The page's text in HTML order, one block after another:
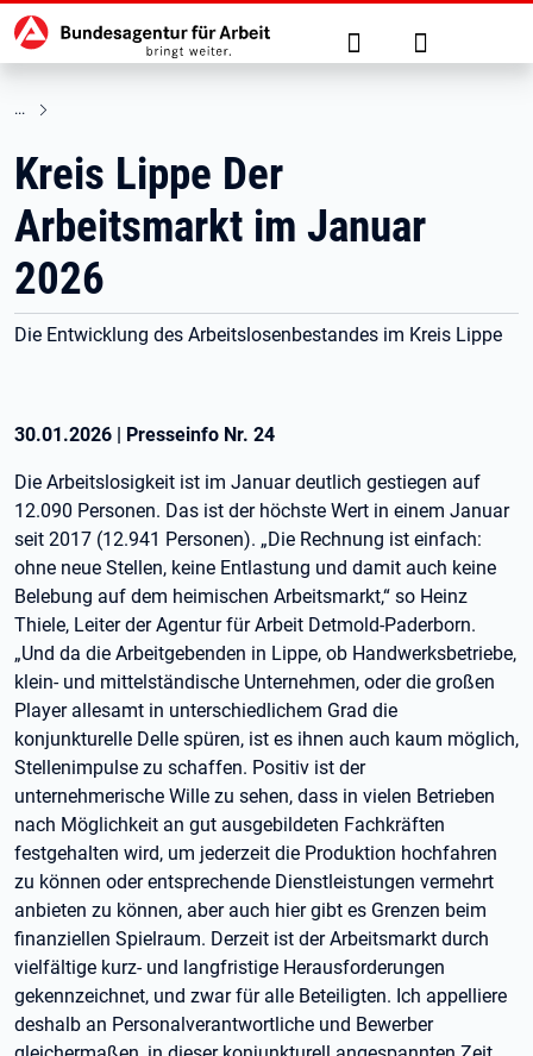
zu den Hauptinhalten springen
Hauptnavigation Suche Anmelden
Kreis Lippe Der
Arbeitsmarkt im Januar
2026
Die Entwicklung des Arbeitslosenbestandes im Kreis Lippe
30.01.2026 | Presseinfo Nr. 24
Die Arbeitslosigkeit ist im Januar deutlich gestiegen auf
12.090 Personen. Das ist der höchste Wert in einem Januar
seit 2017 (12.941 Personen). „Die Rechnung ist einfach:
ohne neue Stellen, keine Entlastung und damit auch keine
Belebung auf dem heimischen Arbeitsmarkt,“ so Heinz
Thiele, Leiter der Agentur für Arbeit Detmold-Paderborn.
„Und da die Arbeitgebenden in Lippe, ob Handwerksbetriebe,
klein- und mittelständische Unternehmen, oder die großen
Player allesamt in unterschiedlichem Grad die
konjunkturelle Delle spüren, ist es ihnen auch kaum möglich,
Stellenimpulse zu schaffen. Positiv ist der
unternehmerische Wille zu sehen, dass in vielen Betrieben
nach Möglichkeit an gut ausgebildeten Fachkräften
festgehalten wird, um jederzeit die Produktion hochfahren
zu können oder entsprechende Dienstleistungen vermehrt
anbieten zu können, aber auch hier gibt es Grenzen beim
finanziellen Spielraum. Derzeit ist der Arbeitsmarkt durch
vielfältige kurz- und langfristige Herausforderungen
gekennzeichnet, und zwar für alle Beteiligten. Ich appelliere
deshalb an Personalverantwortliche und Bewerber